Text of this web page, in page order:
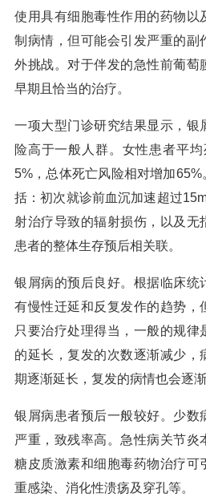
使用具有细胞毒性作用的药物以
制病情，但可能会引发严重的副
外挑战。对于伴发的急性前葡萄
早期且恰当的治疗。
一项大型门诊研究结果显示，银
险高于一般人群。女性患者平
5%，总体死亡风险相对增加
括：初次就诊前血沉加速超过
射治疗导致的辐射损伤，以及无
患者的整体生存预后相关联。
银屑病的预后良好。根据临床统
有慢性迁延和反复发作的趋势，
只要治疗处理得当，一般的规律
的延长，复发的次数逐渐减少，
期逐渐延长，复发的病情也会逐渐
银屑病患者预后一般较好。少数
严重，致残率高。急性病关节炎
糖皮质激素和细胞毒药物治疗可
重感染、消化性溃疡及穿孔等。